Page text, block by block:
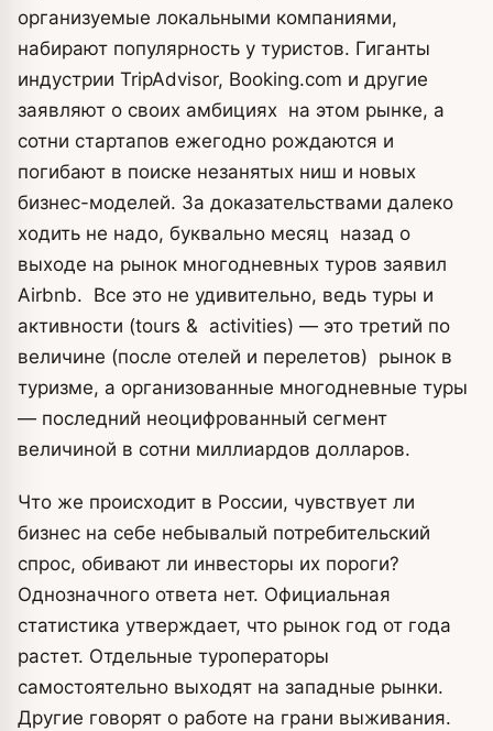
организуемые локальными компаниями,
набирают популярность у туристов. Гиганты
индустрии TripAdvisor, Booking.com и другие
заявляют о своих амбициях на этом рынке, а
сотни стартапов ежегодно рождаются и
погибают в поиске незанятых ниш и новых
бизнес-моделей. За доказательствами далеко
ходить не надо, буквально месяц назад о
выходе на рынок многодневных туров заявил
Airbnb. Все это не удивительно, ведь туры и
активности (tours & activities) — это третий по
величине (после отелей и перелетов) рынок в
туризме, а организованные многодневные туры
— последний неоцифрованный сегмент
величиной в сотни миллиардов долларов.
Что же происходит в России, чувствует ли
бизнес на себе небывалый потребительский
спрос, обивают ли инвесторы их пороги?
Однозначного ответа нет. Официальная
статистика утверждает, что рынок год от года
растет. Отдельные туроператоры
самостоятельно выходят на западные рынки.
Другие говорят о работе на грани выживания.